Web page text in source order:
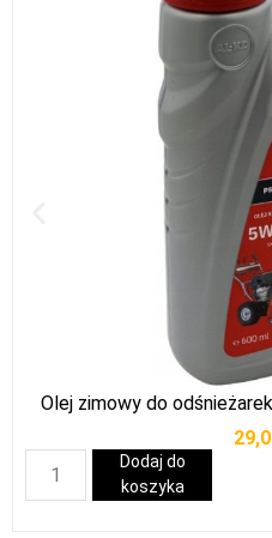
Olej zimowy do
Dodaj do
koszyka